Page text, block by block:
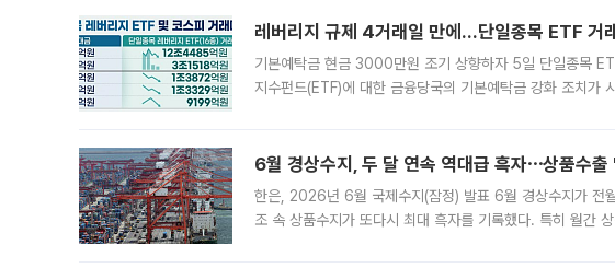
레버리지 규제 4거래일 만에…단일종목 ETF 거
기본예탁금 현금 3000만원 조기 상향하자 5일 단일종목
지수펀드(ETF)에 대한 금융당국의 기본예탁금 강화 조치가
6월 경상수지, 두 달 연속 역대급 흑자⋯상품수
한은, 2026년 6월 국제수지(잠정) 발표 6월 경상수지가 전
조 속 상품수지가 또다시 최대 흑자를 기록했다. 특히 월간